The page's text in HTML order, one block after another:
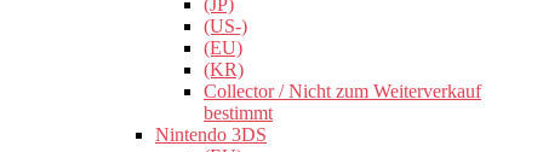
(JP)
(US-)
(EU)
(KR)
Collector / Nicht zum Weiterverkauf
bestimmt
Nintendo 3DS